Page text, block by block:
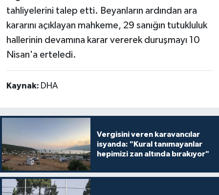
tahliyelerini talep etti. Beyanların ardından ara
kararını açıklayan mahkeme, 29 sanığın tutukluluk
hallerinin devamına karar vererek duruşmayı 10
Nisan'a erteledi.
Kaynak: DHA
Vergisini veren karavancılar
isyanda: "Kural tanımayanlar
hepimizi zan altında bırakıyor"